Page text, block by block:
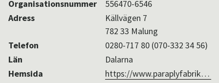
Organisationsnummer
556470-6546
Adress
Källvägen 7
782 33 Malung
Telefon
0280-717 80 (070-332 34 56)
Län
Dalarna
Hemsida
https://www.paraplyfabriken.com